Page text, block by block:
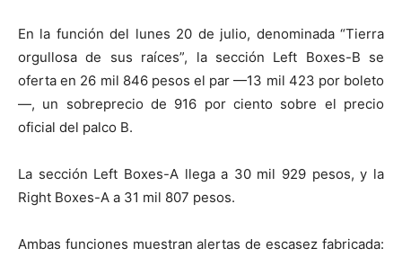
En la función del lunes 20 de julio, denominada “Tierra
orgullosa de sus raíces”, la sección Left Boxes-B se
oferta en 26 mil 846 pesos el par —13 mil 423 por boleto
—, un sobreprecio de 916 por ciento sobre el precio
oficial del palco B.
La sección Left Boxes-A llega a 30 mil 929 pesos, y la
Right Boxes-A a 31 mil 807 pesos.
Ambas funciones muestran alertas de escasez fabricada: